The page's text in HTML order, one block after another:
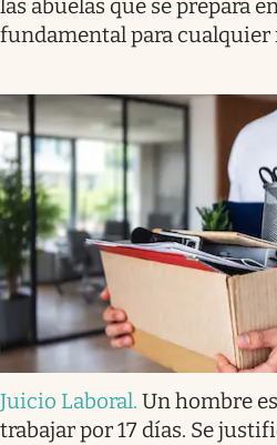
las abuelas que se prepara
fundamental para cualquier
Juicio Laboral. Un hombre
trabajar por 17 días. Se